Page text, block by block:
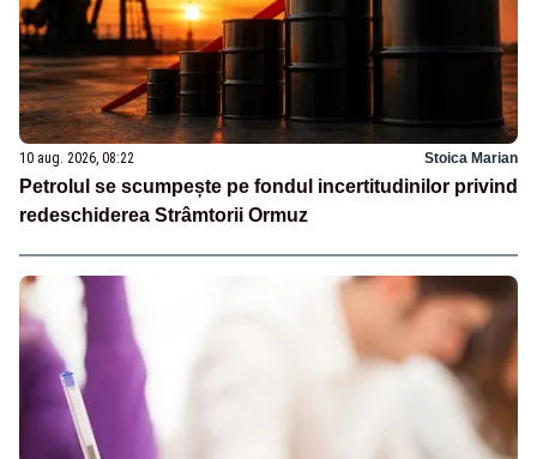
10 aug. 2026, 08:22 Stoica Marian
Petrolul se scumpește pe fondul incertitudinilor privind
redeschiderea Strâmtorii Ormuz